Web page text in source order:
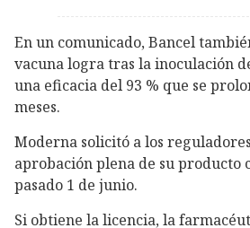
En un comunicado, Bancel
vacuna logra tras la inoculación
una eficacia del 93 % que se
meses.
Moderna solicitó a los
aprobación plena de su producto
pasado 1 de junio.
Si obtiene la licencia, la